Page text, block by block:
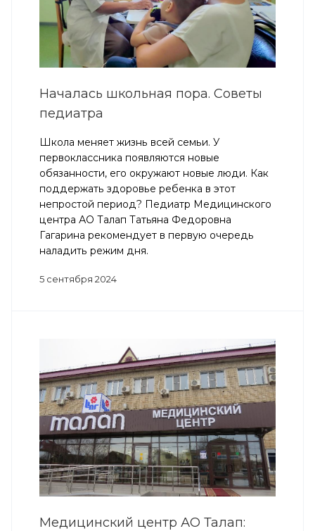
Началась школьная пора. Советы
педиатра
Школа меняет жизнь всей семьи. У
первоклассника появляются новые
обязанности, его окружают новые люди. Как
поддержать здоровье ребенка в этот
непростой период? Педиатр Медицинского
центра АО Талап Татьяна Федоровна
Гагарина рекомендует в первую очередь
наладить режим дня.
5 сентября 2024
Медицинский центр АО Талап: